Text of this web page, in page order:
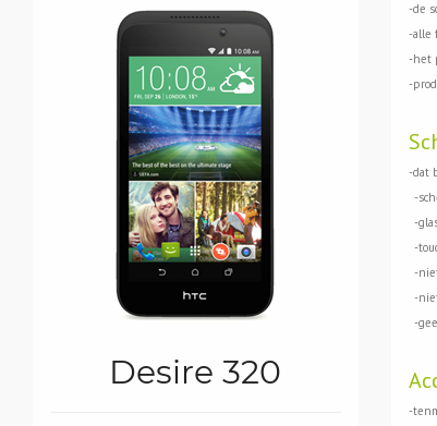
Desire 320
-de
-alle
-het
-
-dat
-
-
-
-
-
-
-